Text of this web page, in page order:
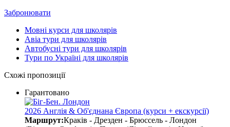
Забронювати
Мовні курси для школярів
Авіа тури для школярів
Автобусні тури для школярів
Тури по Україні для школярів
Схожі пропозиції
Гарантовано
2026 Англія & Об'єднана Європа (курси + екскурсії)
Маршрут:Краків - Дрезден - Брюссель - Лондон